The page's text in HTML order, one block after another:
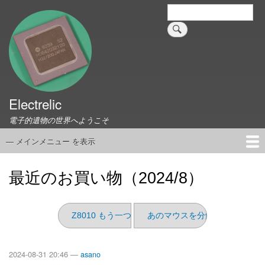
検
索
Electrelic
電子的遺物の世界へようこそ
メ
ン
— メインメニュー を表示
ホーム
EMILY Board
Universal Monitor
コネクタ資料集
このサイトについて
リンク集
最近のお買い物（2024/8）
Z8010 もう一つ あのマウスを分解してみた
2024-08-31 20:46 — asano